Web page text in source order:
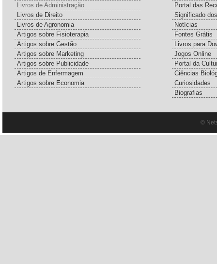
Livros de Administração
Livros de Direito
Livros de Agronomia
Artigos sobre Fisioterapia
Artigos sobre Gestão
Artigos sobre Marketing
Artigos sobre Publicidade
Artigos de Enfermagem
Artigos sobre Economia
Portal das
Significado
Notícias
Fontes Grátis
Livros para
Jogos Online
Portal da
Ciências
Curiosidades
Biografias
©